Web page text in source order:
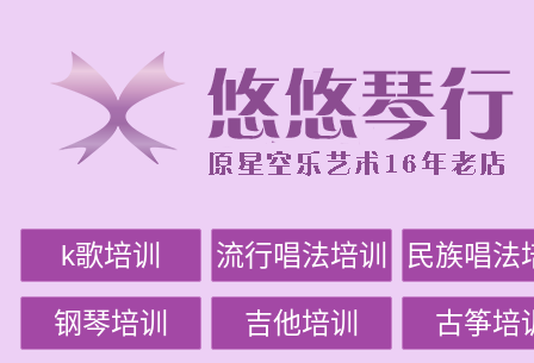
k歌培训 流行唱法培训 民族唱法
钢琴培训 吉他培训 古筝培